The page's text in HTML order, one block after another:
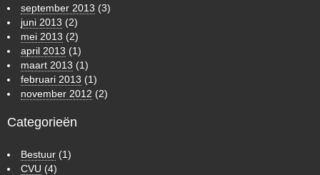
september 2013 (3)
juni 2013 (2)
mei 2013 (2)
april 2013 (1)
maart 2013 (1)
februari 2013 (1)
november 2012 (2)
Categorieën
Bestuur (1)
CVU (4)